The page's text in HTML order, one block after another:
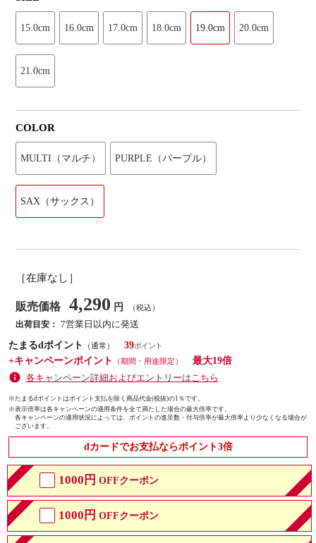
15.0cm 16.0cm 17.0cm 18.0cm 19.0cm 20.0cm
21.0cm
COLOR
MULTI（マルチ） PURPLE（パープル）
SAX（サックス）
［在庫なし］
販売価格 4,290 円 （税込）
出荷目安： 7営業日以内に発送
たまるdポイント
（通常）
39
+キャンペーンポイント
（期間・用途限定）
最大19倍
各キャンペーン詳細およびエントリーはこちら
※たまるdポイントはポイント支払を除く商品代金(税抜)の1％です。
※表示倍率は各キャンペーンの適用条件を全て満たした場合の最大倍率です。
各キャンペーンの適用状況によっては、ポイントの進呈数・付与倍率が最大倍率より少なくなる場合が
ございます。
dカードでお支払ならポイント3倍
1000円 OFFクーポン
1000円 OFFクーポン